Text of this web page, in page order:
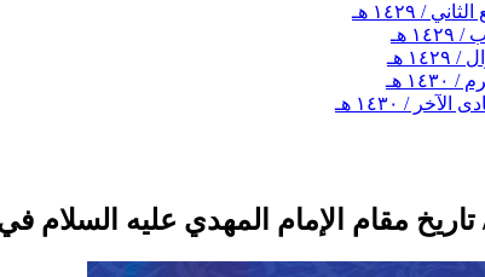
مقام الإمام المهدي عليه السلام في